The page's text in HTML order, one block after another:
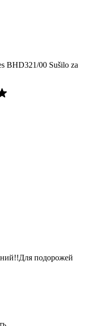
BHD321/00 Sušilo za
подорожей